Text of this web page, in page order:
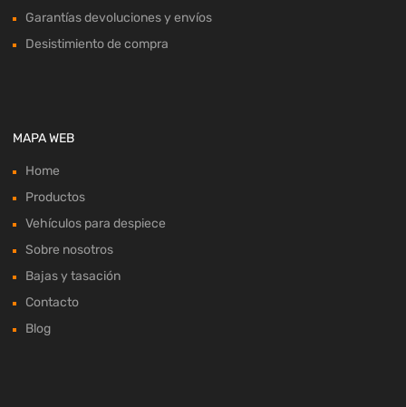
Garantías devoluciones y envíos
Desistimiento de compra
MAPA WEB
Home
Productos
Vehículos para despiece
Sobre nosotros
Bajas y tasación
Contacto
Blog